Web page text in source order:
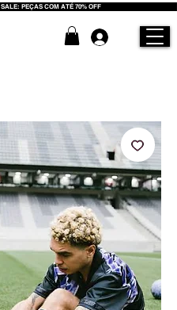
SALE: PEÇAS COM ATÉ 70% OFF